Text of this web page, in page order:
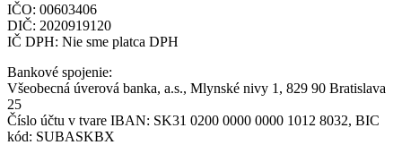
IČO: 00603406
DIČ: 2020919120
IČ DPH: Nie sme platca DPH
Bankové spojenie:
Všeobecná úverová banka, a.s., Mlynské nivy 1, 829 90 Bratislava
25
Číslo účtu v tvare IBAN: SK31 0200 0000 0000 1012 8032, BIC
kód: SUBASKBX